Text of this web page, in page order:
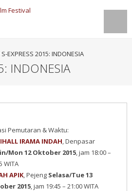
S-EXPRESS 2015: INDONESIA
INDONESIA
Pemutaran & Waktu:
IRAMA INDAH, Denpasar
Mon 12 Oktober 2015, jam 18:00 –
WITA
APIK, Pejeng Selasa/Tue 13
2015, jam 19:45 – 21:00 WITA